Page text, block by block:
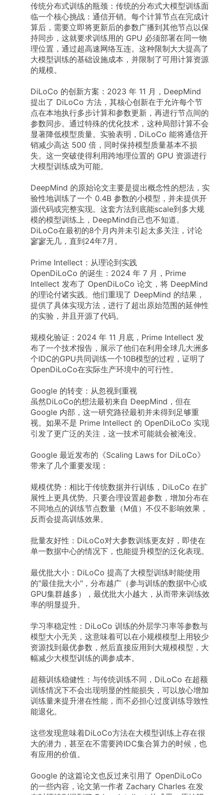
传统分布式训练的瓶颈：传统的分布式大模型训练面
临一个核心挑战：通信开销。每个计算节点在完成计
算后，需要立即将更新后的参数广播到其他节点以保
持同步，这就要求训练用的 GPU 必须部署在同一物
理位置，通过超高速网络互连。这种限制大大提高了
大模型训练的基础设施成本，并限制了可用计算资源
的规模。
DiLoCo 的创新方案：2023 年 11 月，DeepMind
提出了 DiLoCo 方法，其核心创新在于允许每个节
点在本地执行多步计算和参数更新，再进行节点间的
参数同步。通过特殊的优化技术，这种局部计算不会
显著降低模型质量。实验表明，DiLoCo 能将通信开
销减少高达 500 倍，同时保持模型质量基本不损
失。这一突破使得利用跨地理位置的 GPU 资源进行
大模型训练成为可能。
DeepMind 的原始论文主要是提出概念性的想法，实
验性地训练了一个 0.4B 参数的小模型，并未提供开
源代码或完整实现。这套方法到底能scale到多大规
模的模型训练上，DeepMind自己也不知道。
DiLoCo在最初的8个月内并未引起太多关注，讨论
寥寥无几，直到24年7月。
Prime Intellect：从理论到实践
OpenDiLoCo 的诞生：2024 年 7 月，Prime
Intellect 发布了 OpenDiLoCo 论文，将 DeepMind
的理论付诸实践。他们重现了 DeepMind 的结果，
提供了具体实现方法，进行了超出原始范围的延伸性
的实验，并且开源了代码。
规模化验证：2024 年 11 月底，Prime Intellect 发
布了一个技术报告，展示了他们在利用全球几大洲多
个IDC的GPU共同训练一个10B模型的过程，证明了
OpenDiLoCo在实际生产环境中的可行性。
Google 的转变：从忽视到重视
虽然DiLoCo的想法最初来自 DeepMind，但在
Google 内部，这一研究路径最初并未得到足够重
视。如果不是 Prime Intellect 的 OpenDiLoCo 实现
引发了更广泛的关注，这一技术可能就会被淹没。
Google 最近发布的《Scaling Laws for DiLoCo》
带来了几个重要发现：
规模优势：相比于传统数据并行训练，DiLoCo 在扩
展性上更具优势。只要合理设置超参数，增加分布在
不同地点的训练节点数量（M值）不仅不影响效果，
反而会提高训练效果。
批量友好性：DiLoCo对大参数训练更友好，即使在
单一数据中心的情况下，也能提升模型的泛化表现。
最优批大小：DiLoCo 提高了大模型训练时能使用
的"最佳批大小"，分布越广（参与训练的数据中心或
GPU集群越多），最优批大小越大，从而带来训练效
率的明显提升。
学习率稳定性：DiLoCo 训练的外层学习率等参数与
模型大小无关，这意味着可以在小规模模型上用较少
资源找到最优参数，然后直接应用到大规模模型，大
幅减少大模型训练的调参成本。
超额训练稳健性：与传统训练不同，DiLoCo 在超额
训练情况下不会出现明显的性能损失，可以放心增加
训练量来提升潜在性能，而不必担心过度训练导致性
能退化。
这些发现意味着DiLoCo方法在大模型训练上存在很
大的潜力，甚至在不需要跨IDC集合算力的时候，也
有应用的价值。
Google 的这篇论文也反过来引用了 OpenDiLoCo
的一些内容，论文第一作者 Zachary Charles 在发